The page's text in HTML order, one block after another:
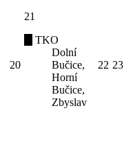
20
21
TKO
Dolní
Bučice,
Horní
Bučice,
Zbyslav
22 23